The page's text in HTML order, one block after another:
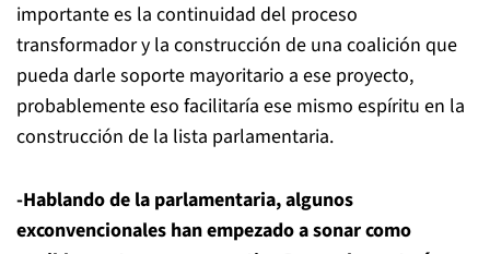
importante es la continuidad del proceso
transformador y la construcción de una coalición que
pueda darle soporte mayoritario a ese proyecto,
probablemente eso facilitaría ese mismo espíritu en la
construcción de la lista parlamentaria.
-Hablando de la parlamentaria, algunos
exconvencionales han empezado a sonar como